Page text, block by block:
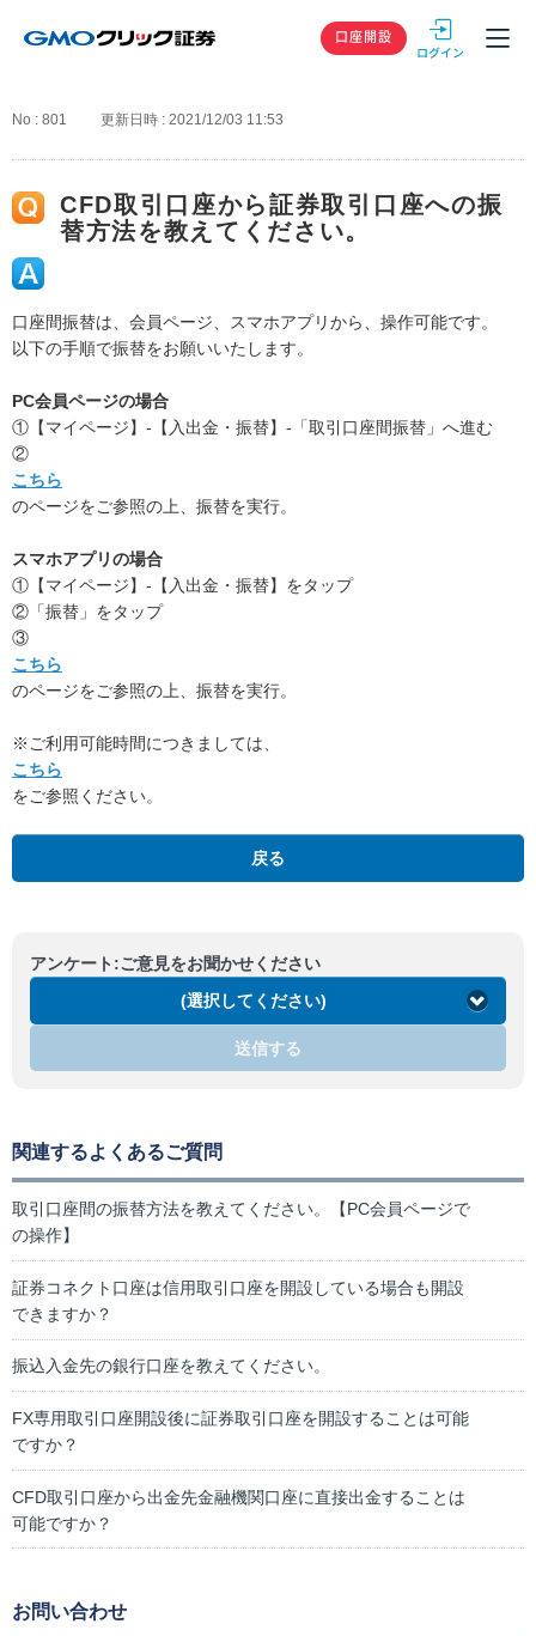
GMOクリック
口座開設
No : 801 更新日時 : 2021/12/03 11:53
CFD取引口座から証券取引口座への振
替方法を教えてください。
口座間振替は、会員ページ、スマホアプリから、操作可能です。
以下の手順で振替をお願いいたします。
PC会員ページの場合
①【マイページ】-【入出金・振替】-「取引口座間振替」へ進む
②
こちら
のページをご参照の上、振替を実行。
スマホアプリの場合
①【マイページ】-【入出金・振替】をタップ
②「振替」をタップ
③
こちら
のページをご参照の上、振替を実行。
※ご利用可能時間につきましては、
こちら
をご参照ください。
戻る
アンケート:ご意見をお聞かせください
(選択してください)
送信する
関連するよくあるご質問
取引口座間の振替方法を教えてください。【PC会員ページで
の操作】
証券コネクト口座は信用取引口座を開設している場合も開設
できますか？
振込入金先の銀行口座を教えてください。
FX専用取引口座開設後に証券取引口座を開設することは可能
ですか？
CFD取引口座から出金先金融機関口座に直接出金することは
可能ですか？
お問い合わせ